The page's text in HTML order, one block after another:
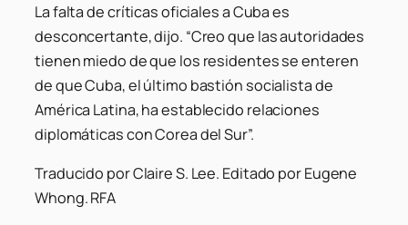
La falta de críticas oficiales a Cuba es
desconcertante, dijo. “Creo que las autoridades
tienen miedo de que los residentes se enteren
de que Cuba, el último bastión socialista de
América Latina, ha establecido relaciones
diplomáticas con Corea del Sur”.
Traducido por Claire S. Lee. Editado por Eugene
Whong. RFA